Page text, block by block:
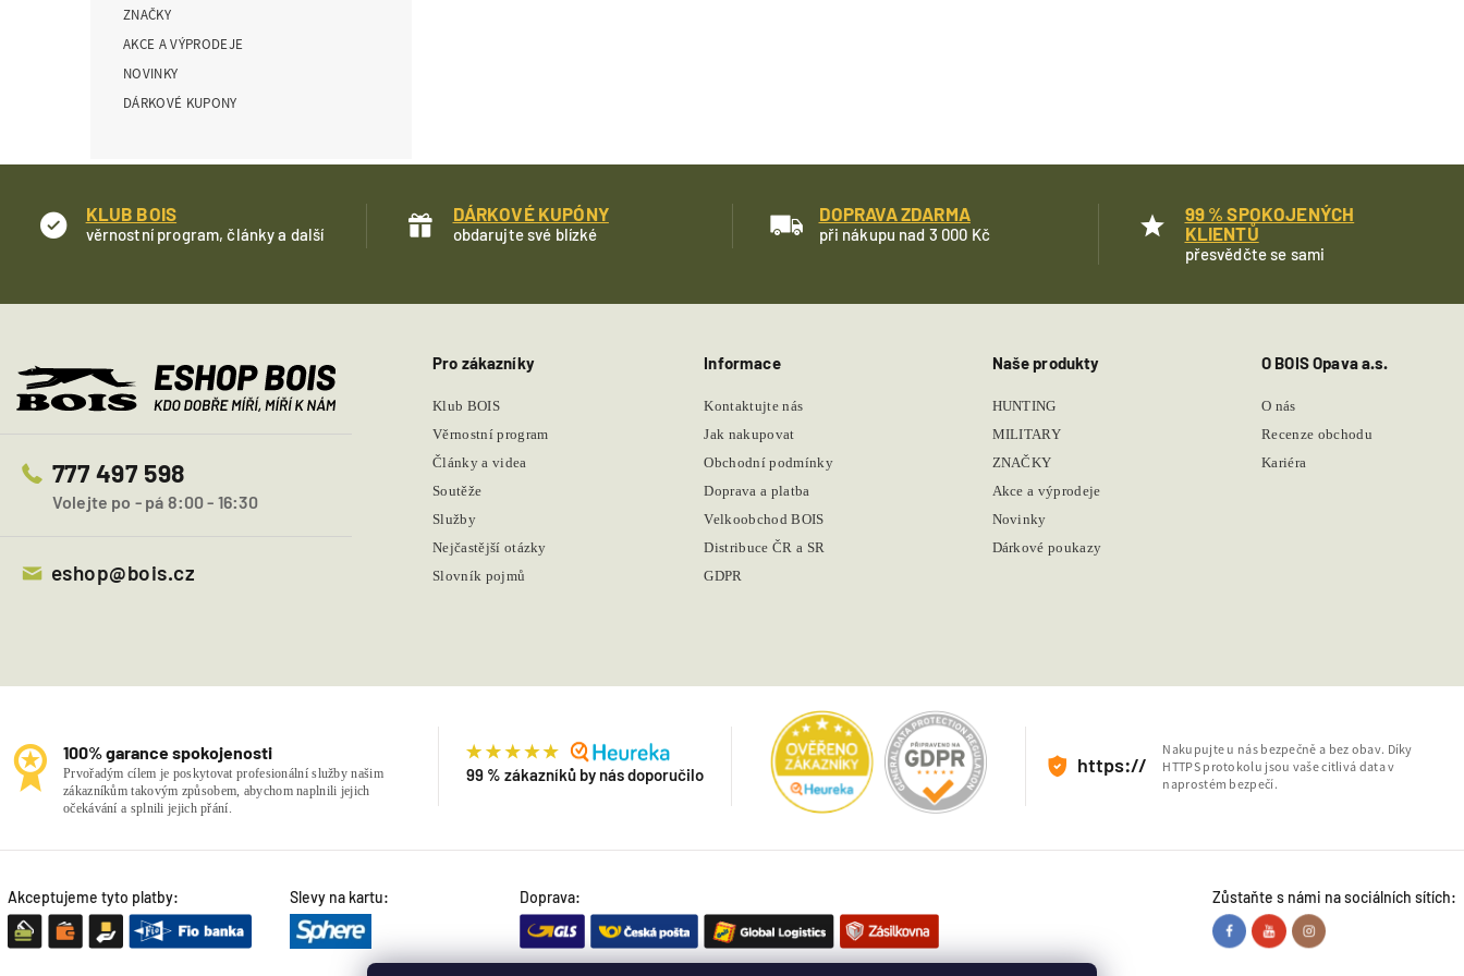
ZNAČKY
AKCE A VÝPRODEJE
NOVINKY
DÁRKOVÉ KUPONY
KLUB BOIS
věrnostní program, články a další
DÁRKOVÉ KUPÓNY
obdarujte své blízké
DOPRAVA ZDARMA
při nákupu nad 3 000 Kč
99 % SPOKOJENÝCH
KLIENTŮ
přesvědčte se sami
777 497 598
Volejte po - pá 8:00 - 16:30
eshop@bois.cz
Pro zákazníky
Klub BOIS
Věrnostní program
Články a videa
Soutěže
Služby
Nejčastější otázky
Slovník pojmů
Informace
Kontaktujte nás
Jak nakupovat
Obchodní podmínky
Doprava a platba
Velkoobchod BOIS
Distribuce ČR a SR
GDPR
Naše produkty
HUNTING
MILITARY
ZNAČKY
Akce a výprodeje
Novinky
Dárkové poukazy
O BOIS Opava a.s.
O nás
Recenze obchodu
Kariéra
100% garance spokojenosti
Prvořadým cílem je poskytovat profesionální služby našim
zákazníkům takovým způsobem, abychom naplnili jejich
očekávání a splnili jejich přání.
99 % zákazníků by nás doporučilo https://
Nakupujte u nás bezpečně a bez obav. Díky
HTTPS protokolu jsou vaše citlivá data v
naprostém bezpečí.
Akceptujeme tyto platby: Slevy na kartu: Doprava: Zůstaňte s námi na sociálních sítích: